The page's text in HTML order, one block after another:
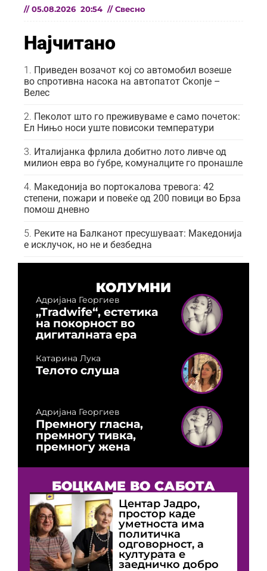
// 05.08.2026 20:54 // Свесно
Најчитано
Приведен возачот кој со автомобил возеше
во спротивна насока на автопатот Скопје –
Велес
Пеколот што го преживуваме е само почеток:
Ел Нињо носи уште повисоки температури
Италијанка фрлила добитно лото ливче од
милион евра во ѓубре, комуналците го пронашле
Македонија во портокалова тревога: 42
степени, пожари и повеќе од 200 повици во Брза
помош дневно
Реките на Балканот пресушуваат: Македонија
е исклучок, но не и безбедна
КОЛУМНИ
Адријана Георгиев
„Tradwife“, естетика
на покорност во
дигиталната ера
Катарина Лука
Телото слуша
Адријана Георгиев
Премногу гласна,
премногу тивка,
премногу жена
БОЦКАМЕ ВО САБОТА
Центар Јадро,
простор каде
уметноста има
политичка
одговорност, а
културата е
заедничко добро